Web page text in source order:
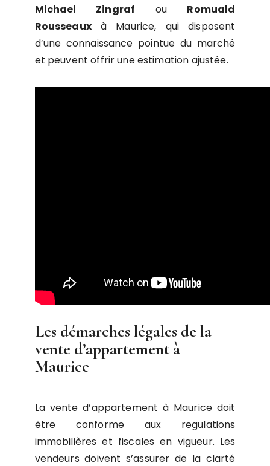
Michael Zingraf ou Romuald
Rousseauxà Maurice, qui disposent
d’une connaissance pointue du marché
et peuvent offrir une estimation ajustée.
Les démarches légales de la
vente d’appartement à
Maurice
La vente d’appartement à Maurice doit
être conforme aux regulations
immobilières et fiscales en vigueur. Les
vendeurs doivent s’assurer de la clarté